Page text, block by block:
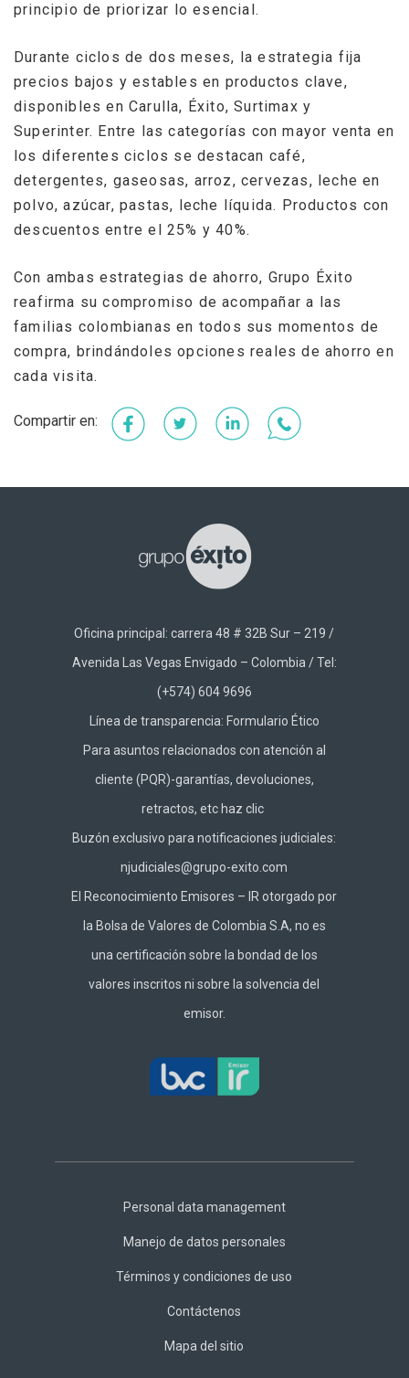
principio de priorizar lo esencial.
Durante ciclos de dos meses, la estrategia fija
precios bajos y estables en productos clave,
disponibles en Carulla, Éxito, Surtimax y
Superinter. Entre las categorías con mayor venta en
los diferentes ciclos se destacan café,
detergentes, gaseosas, arroz, cervezas, leche en
polvo, azúcar, pastas, leche líquida. Productos con
descuentos entre el 25% y 40%.
Con ambas estrategias de ahorro, Grupo Éxito
reafirma su compromiso de acompañar a las
familias colombianas en todos sus momentos de
compra, brindándoles opciones reales de ahorro en
cada visita.
Facebook
TwitterLinkedInWhatsApp
Oficina principal: carrera 48 # 32B Sur – 219 /
Avenida Las Vegas Envigado – Colombia / Tel:
(+574) 604 9696
Línea de transparencia: Formulario Ético
Para asuntos relacionados con atención al
cliente (PQR)-garantías, devoluciones,
retractos, etc hazclic
Buzón exclusivo para notificaciones judiciales:
njudiciales@grupo-exito.com
El Reconocimiento Emisores – IR otorgado por
la Bolsa de Valores de Colombia S.A, no es
una certificación sobre la bondad de los
valores inscritos ni sobre la solvencia del
emisor.
Footer
Personal data management
Manejo de datos personales
Términos y condiciones de uso
Contáctenos
Mapa del sitio